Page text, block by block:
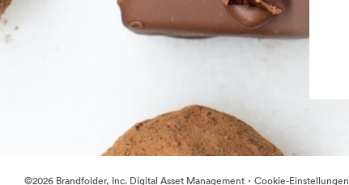
©2026 Brandfolder, Inc. Digital Asset Management · Cookie-Einstellungen